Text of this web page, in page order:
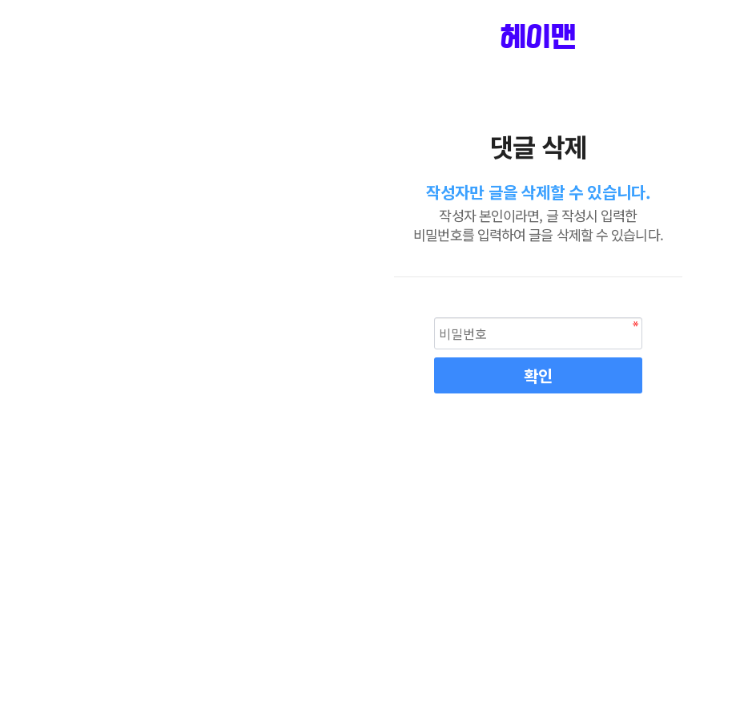
헤이맨
댓글 삭제
작성자만 글을 삭제할 수 있습니다.
작성자 본인이라면, 글 작성시 입력한
비밀번호를 입력하여 글을 삭제할 수 있습니다.